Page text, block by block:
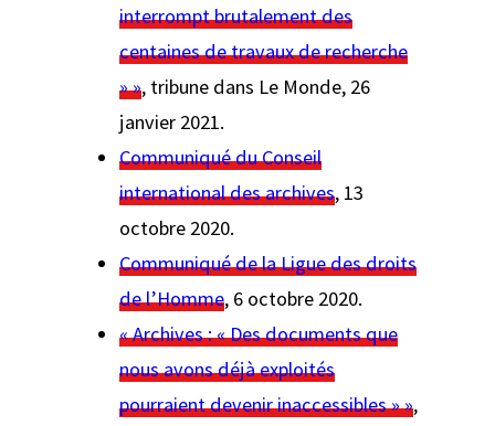
interrompt brutalement des
centaines de travaux de recherche
» », tribune dans Le Monde, 26
janvier 2021.
Communiqué du Conseil
international des archives, 13
octobre 2020.
Communiqué de la Ligue des droits
de l’Homme, 6 octobre 2020.
« Archives : « Des documents que
nous avons déjà exploités
pourraient devenir inaccessibles » »,